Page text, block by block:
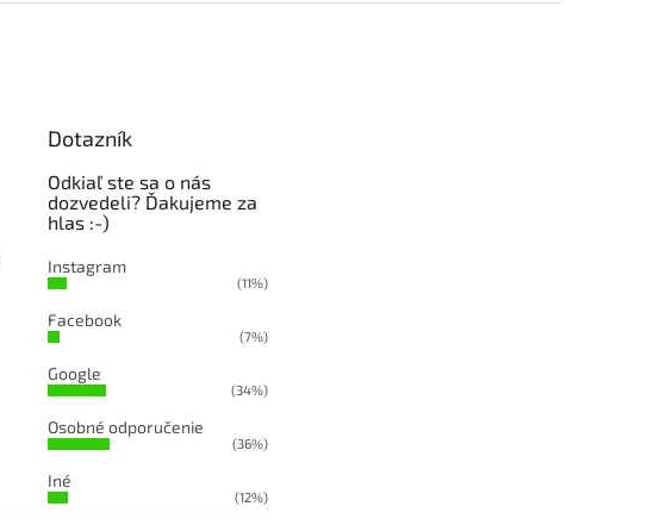
Dotazník
Odkiaľ ste sa o nás
dozvedeli? Ďakujeme za
hlas :-)
Instagram
(11%)
Facebook
(7%)
Google
(34%)
Osobné odporučenie
(36%)
Iné
(12%)